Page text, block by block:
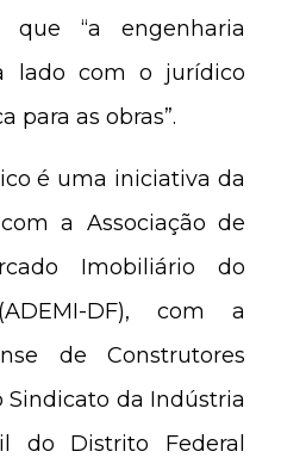
que “a engenharia
lado com o jurídico
para as obras”.
é uma iniciativa da
a Associação de
Imobiliário do
DF), com a
de Construtores
Sindicato da Indústria
do Distrito Federal